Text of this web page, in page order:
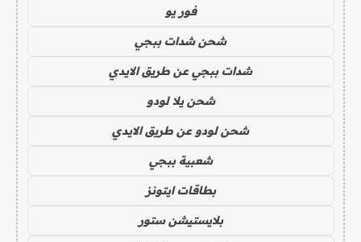
فور يو
شحن شدات ببجي
شدات ببجي عن طريق الايدي
شحن يلا لودو
شحن لودو عن طريق الايدي
شعبية ببجي
بطاقات ايتونز
بلايستيشن ستور